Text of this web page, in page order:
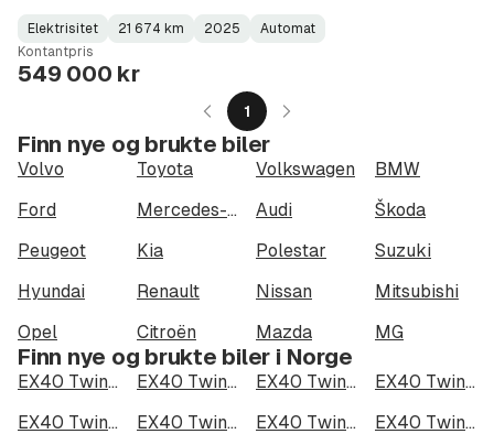
Fuel
Type:
Elektrisitet
Kilometerstand:
21 674 km
Model
Year:
2025
Gearbox
Type:
Automat
Kontantpris
549 000 kr
1
Finn nye og brukte biler
Volvo Toyota Volkswagen
BMW
Ford
Mercedes-Benz Audi
Škoda
Peugeot
Kia Polestar
Suzuki
Hyundai
Renault Nissan
Mitsubishi
Opel
Citroën Mazda MG
Finn nye og brukte biler i Norge
EX40 Twin Motor Performance i Oslo EX40 Twin Motor Performance i Bergen EX40 Twin Motor Performance i Trondheim
EX40 Twin Motor Performance i Stavanger
EX40 Twin Motor Performance i Kristiansand
EX40 Twin Motor Performance i Fredrikstad EX40 Twin Motor Performance i Drammen
EX40 Twin Motor Performance i Skien